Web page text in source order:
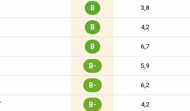
B 3,8
B 4,2
B 6,7
B- 5,9
B- 6,2
B- 4,2